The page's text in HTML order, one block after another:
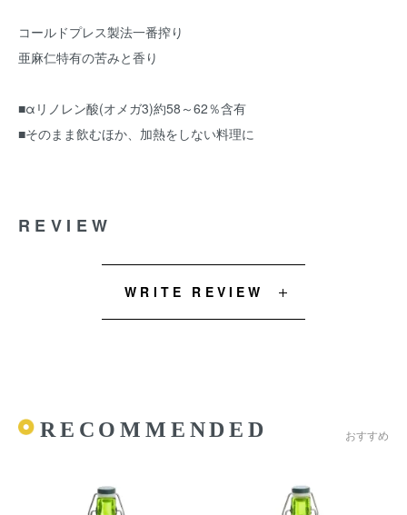
コールドプレス製法一番搾り
亜麻仁特有の苦みと香り
■αリノレン酸(オメガ3)約58～62％含有
■そのまま飲むほか、加熱をしない料理に
REVIEW
WRITE REVIEW
RECOMMENDED おすすめ